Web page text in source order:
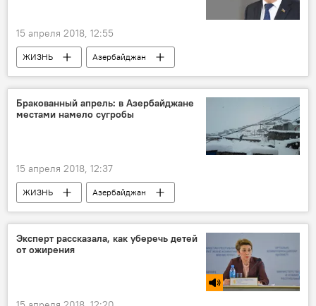
15 апреля 2018, 12:55
ЖИЗНЬ
Азербайджан
Происшествия
События и даты
Бракованный апрель: в Азербайджане
местами намело сугробы
15 апреля 2018, 12:37
ЖИЗНЬ
Азербайджан
Происшествия
Новости
апрель
сугробы
бракованный
Эксперт рассказала, как уберечь детей
от ожирения